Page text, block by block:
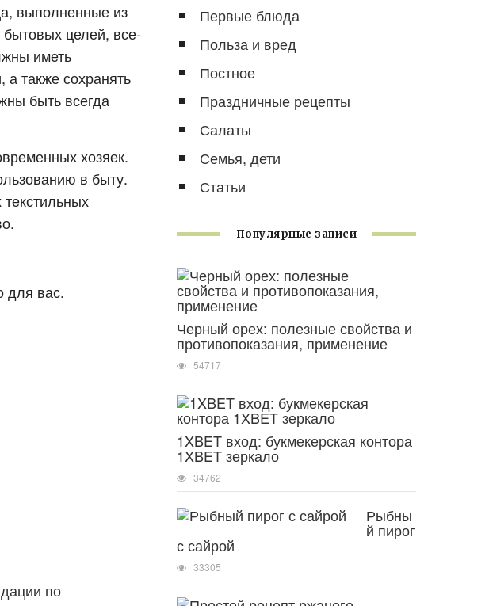
выполненные из
бытовых целей, все-
иметь
а также сохранять
быть всегда
хозяек.
в быту.
для вас.
Первые блюда
Польза и вред
Постное
Праздничные рецепты
Салаты
Семья, дети
Статьи
Популярные записи
Черный орех: полезные свойства и
противопоказания, применение
54717
1XBET вход: букмекерская контора
1XBET зеркало
34762
Рыбны
й пирог
с сайрой
33305